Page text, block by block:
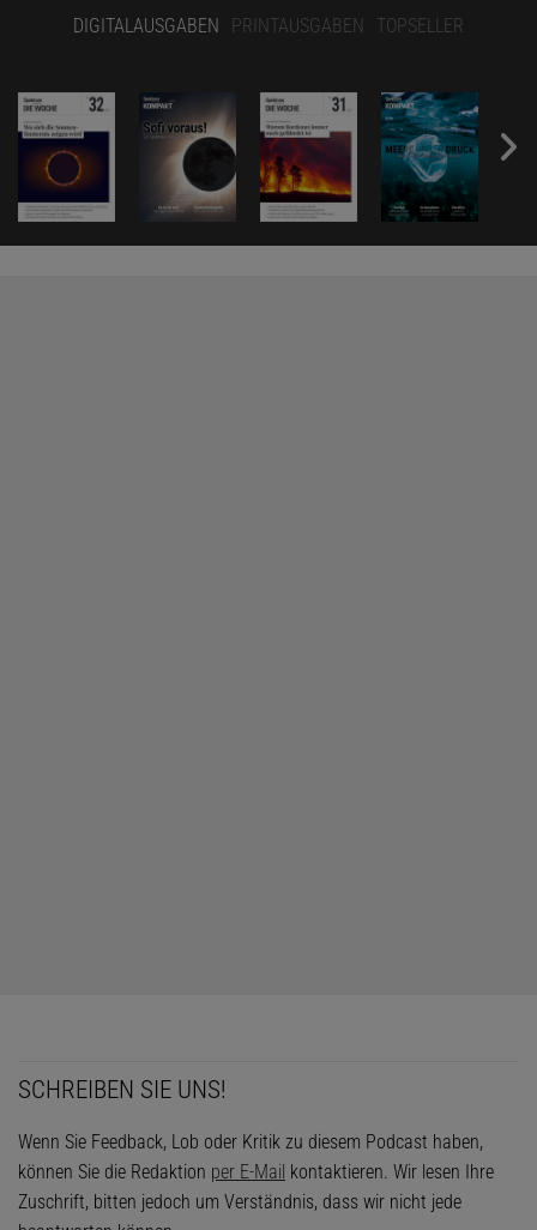
DIGITALAUSGABEN PRINTAUSGABEN TOPSELLER
SCHREIBEN SIE UNS!
Wenn Sie Feedback, Lob oder Kritik zu diesem Podcast haben,
können Sie die Redaktion per E-Mail kontaktieren. Wir lesen Ihre
Zuschrift, bitten jedoch um Verständnis, dass wir nicht jede